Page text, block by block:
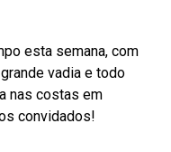
esta semana, com
vadia e todo
nas costas em
convidados!